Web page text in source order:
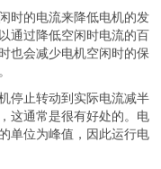
的电流来降低电机的发
通过降低空闲时电流的百
也会减少电机空闲时的保
止转动到实际电流减半
这通常是很有好处的。电
单位为峰值，因此运行电